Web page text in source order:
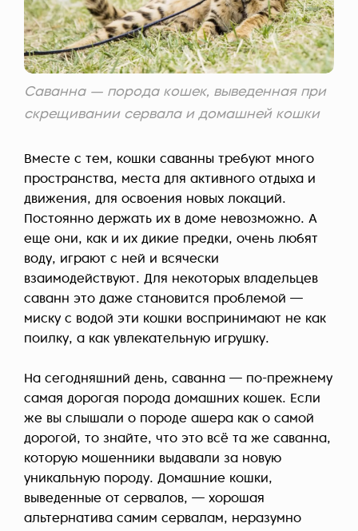
Саванна — порода кошек, выведенная при
скрещивании сервала и домашней кошки
Вместе с тем, кошки саванны требуют много
пространства, места для активного отдыха и
движения, для освоения новых локаций.
Постоянно держать их в доме невозможно. А
еще они, как и их дикие предки, очень любят
воду, играют с ней и всячески
взаимодействуют. Для некоторых владельцев
саванн это даже становится проблемой —
миску с водой эти кошки воспринимают не как
поилку, а как увлекательную игрушку.
На сегодняшний день, саванна — по-прежнему
самая дорогая порода домашних кошек. Если
же вы слышали о породе ашера как о самой
дорогой, то знайте, что это всё та же саванна,
которую мошенники выдавали за новую
уникальную породу. Домашние кошки,
выведенные от сервалов, — хорошая
альтернатива самим сервалам, неразумно